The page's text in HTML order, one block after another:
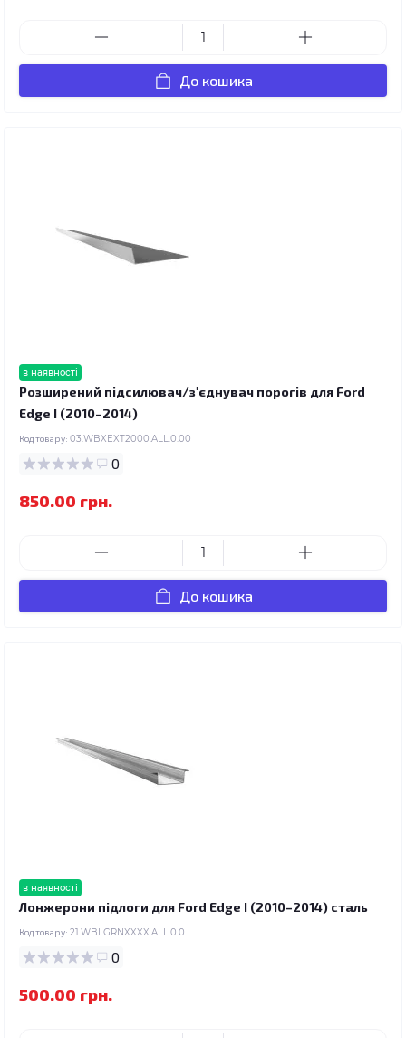
До кошика
в наявності
Розширений підсилювач/з'єднувач порогів для Ford
Edge I (2010–2014)
Код товару: 03.WBXEXT2000.ALL.0.00
0
850.00 грн.
До кошика
в наявності
Лонжерони підлоги для Ford Edge I (2010–2014) сталь
Код товару: 21.WBLGRNXXXX.ALL.0.0
0
500.00 грн.